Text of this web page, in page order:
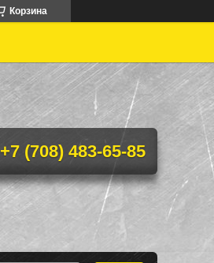
Корзина
+7 (708) 483-65-85